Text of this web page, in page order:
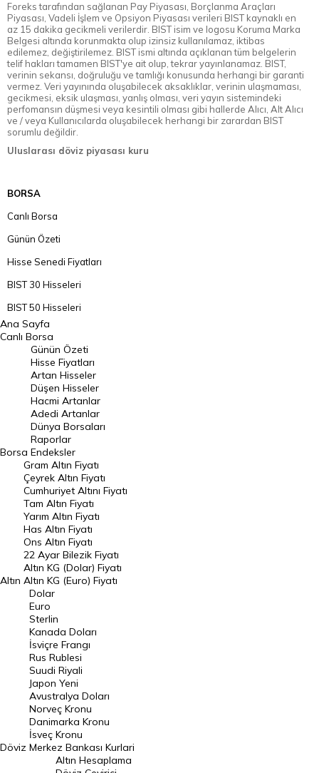
Foreks tarafından sağlanan Pay Piyasası, Borçlanma Araçları
Piyasası, Vadeli İşlem ve Opsiyon Piyasası verileri BIST kaynaklı en
az 15 dakika gecikmeli verilerdir. BIST isim ve logosu Koruma Marka
Belgesi altında korunmakta olup izinsiz kullanılamaz, iktibas
edilemez, değiştirilemez. BIST ismi altında açıklanan tüm belgelerin
telif hakları tamamen BIST'ye ait olup, tekrar yayınlanamaz. BIST,
verinin sekansı, doğruluğu ve tamlığı konusunda herhangi bir garanti
vermez. Veri yayınında oluşabilecek aksaklıklar, verinin ulaşmaması,
gecikmesi, eksik ulaşması, yanlış olması, veri yayın sistemindeki
perfomansın düşmesi veya kesintili olması gibi hallerde Alıcı, Alt Alıcı
ve / veya Kullanıcılarda oluşabilecek herhangi bir zarardan BIST
sorumlu değildir.
Uluslarası döviz piyasası kuru
BORSA
Canlı Borsa
Günün Özeti
Hisse Senedi Fiyatları
BIST 30 Hisseleri
BIST 50 Hisseleri
BIST 100 Hisseleri
En Çok Artan Hisseler
En Çok Düşen Hisseler
Hacmi Artanlar
Geçmiş Kapanışlar
Dünya Borsaları
Raporlar
Endeksler
DÖVİZ
Döviz Kuru
Dolar Kuru
Euro Kuru
Pound Kuru
Frank Kuru
Riyal Kuru
Avustralya Doları
Danimarka Kronu Kuru
Kanada Doları Kuru
Norveç Kronu Kuru
Ana Sayfa
Canlı Borsa
Borsa
Günün Özeti
Hisse Fiyatları
Artan Hisseler
Düşen Hisseler
Hacmi Artanlar
Adedi Artanlar
Dünya Borsaları
Raporlar
Endeksler
Altın
Gram Altın Fiyatı
Çeyrek Altın Fiyatı
Cumhuriyet Altını Fiyatı
Tam Altın Fiyatı
Yarım Altın Fiyatı
Has Altın Fiyatı
Ons Altın Fiyatı
22 Ayar Bilezik Fiyatı
Altın KG (Dolar) Fiyatı
Altın KG (Euro) Fiyatı
Döviz
Dolar
Euro
Sterlin
Kanada Doları
İsviçre Frangı
Rus Rublesi
Suudi Riyali
Japon Yeni
Avustralya Doları
Norveç Kronu
Danimarka Kronu
İsveç Kronu
Merkez Bankası Kurlari
Altın Hesaplama